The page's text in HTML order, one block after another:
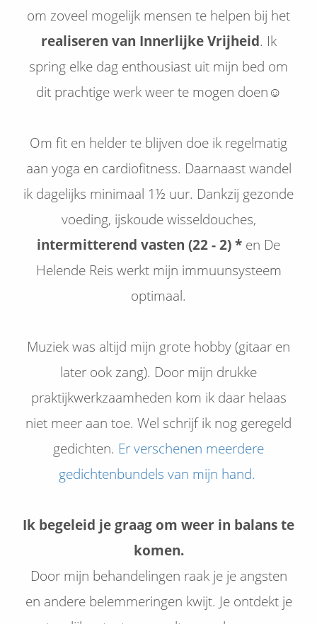
om zoveel mogelijk mensen te helpen bij het
realiseren van Innerlijke Vrijheid. Ik
spring elke dag enthousiast uit mijn bed om
dit prachtige werk weer te mogen doen☺
Om fit en helder te blijven doe ik regelmatig
aan yoga en cardiofitness. Daarnaast wandel
ik dagelijks minimaal 1½ uur. Dankzij gezonde
voeding, ijskoude wisseldouches,
intermitterend vasten (22- 2) * en De
Helende Reis werkt mijn immuunsysteem
optimaal.
Muziek was altijd mijn grote hobby (gitaar en
later ook zang). Door mijn drukke
praktijkwerkzaamheden kom ik daar helaas
niet meer aan toe. Wel schrijf ik nog geregeld
gedichten. Er verschenen meerdere
gedichtenbundels van mijn hand.
Ik begeleid je graag om weer in balans te
komen.
Door mijn behandelingen raak je je angsten
en andere belemmeringen kwijt. Je ontdekt je